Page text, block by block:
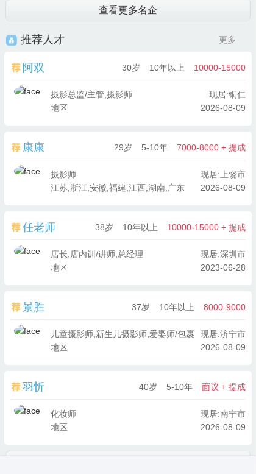
查看更多名企
推荐人才 更多
阿双 30岁 10年以上 10000-15000
摄影总监/主管,摄影师
现居:铜仁
地区
2026-08-09
康康 29岁 5-10年 7000-8000 + 提成
摄影师
现居:上饶市
江苏,浙江,安徽,福建,江西,湖南,广东
2026-08-09
任老师 38岁 10年以上 10000-15000 + 提成
店长,店内训/讲师,总经理
现居:深圳市
地区
2023-06-28
景胜 37岁 10年以上 8000-9000
儿童摄影师,新生儿摄影师,爱婴师/包裹师现居:济宁市
地区
2026-08-09
羽忻 40岁 5-10年 面议 + 提成
化妆师
现居:南宁市
地区
2026-08-09